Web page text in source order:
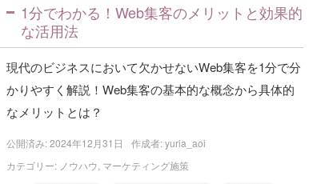
1分でわかる！Web集客のメリットと効果的
な活用法
現代のビジネスにおいて欠かせないWeb集客を1分で分
かりやすく解説！Web集客の基本的な概念から具体的
なメリットとは？
公開済み: 2024年12月31日 作成者:yuria_aoi
カテゴリー: ノウハウ マーケティング施策